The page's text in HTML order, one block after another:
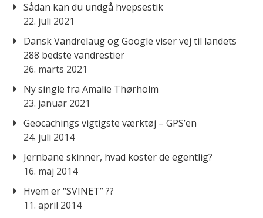
Sådan kan du undgå hvepsestik
22. juli 2021
Dansk Vandrelaug og Google viser vej til landets
288 bedste vandrestier
26. marts 2021
Ny single fra Amalie Thørholm
23. januar 2021
Geocachings vigtigste værktøj – GPS’en
24. juli 2014
Jernbane skinner, hvad koster de egentlig?
16. maj 2014
Hvem er “SVINET” ??
11. april 2014